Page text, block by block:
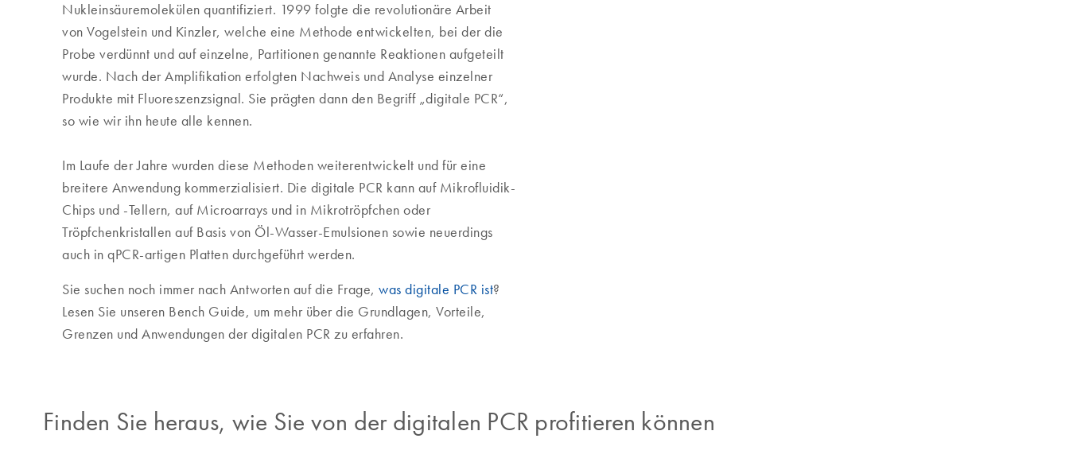
Nukleinsäuremolekülen quantifiziert. 1999 folgte die revolutionäre Arbeit
von Vogelstein und Kinzler, welche eine Methode entwickelten, bei der die
Probe verdünnt und auf einzelne, Partitionen genannte Reaktionen aufgeteilt
wurde. Nach der Amplifikation erfolgten Nachweis und Analyse einzelner
Produkte mit Fluoreszenzsignal. Sie prägten dann den Begriff „digitale PCR“,
so wie wir ihn heute alle kennen.
Im Laufe der Jahre wurden diese Methoden weiterentwickelt und für eine
breitere Anwendung kommerzialisiert. Die digitale PCR kann auf Mikrofluidik-
Chips und -Tellern, auf Microarrays und in Mikrotröpfchen oder
Tröpfchenkristallen auf Basis von Öl-Wasser-Emulsionen sowie neuerdings
auch in qPCR-artigen Platten durchgeführt werden.
Sie suchen noch immer nach Antworten auf die Frage, was digitale PCR ist?
Lesen Sie unseren Bench Guide, um mehr über die Grundlagen, Vorteile,
Grenzen und Anwendungen der digitalen PCR zu erfahren.
Finden Sie heraus, wie Sie von der digitalen PCR profitieren können